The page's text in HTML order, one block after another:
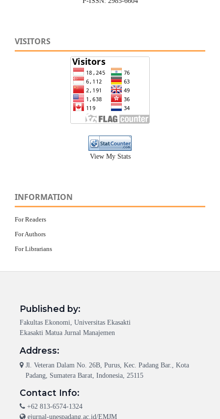
VISITORS
View My Stats
INFORMATION
For Readers
For Authors
For Librarians
Published by:
Fakultas Ekonomi, Universitas Ekasakti
Ekasakti Matua Jurnal Manajemen
Address:
Jl. Veteran Dalam No. 26B, Purus, Kec. Padang Bar., Kota
Padang, Sumatera Barat, Indonesia, 25115
Contact Info:
+62 813-6574-1324
ejurnal-unespadang.ac.id/EMJM